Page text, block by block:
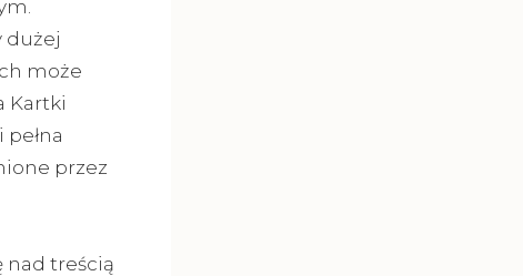
dużej
może
Kartki
przez
nad treścią